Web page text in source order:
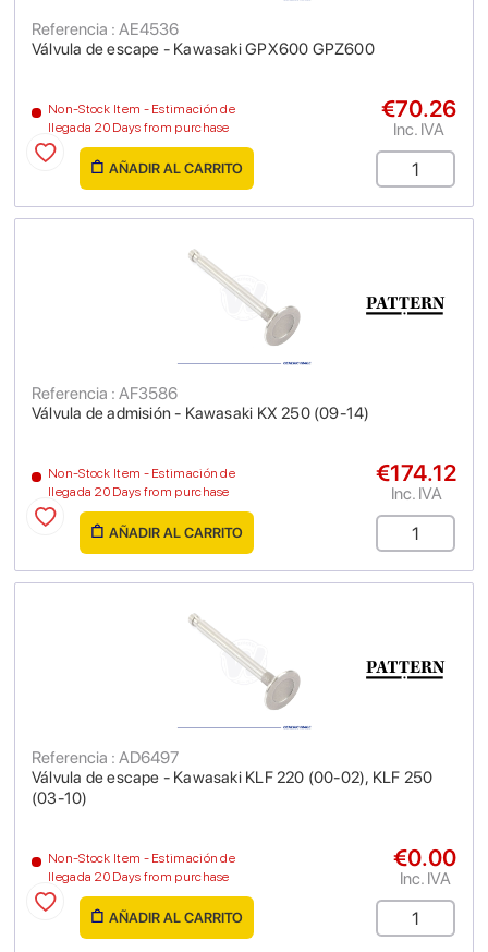
Válvula de escape - Kawasaki GPX600 GPZ600
Referencia : AE4536
Non-Stock Item - Estimación de
llegada 20 Days from purchase
€70.26
Inc. IVA
AÑADIR AL CARRITO
Válvula de admisión - Kawasaki KX 250 (09-14)
Referencia : AF3586
Non-Stock Item - Estimación de
llegada 20 Days from purchase
€174.12
Inc. IVA
AÑADIR AL CARRITO
Válvula de escape - Kawasaki KLF 220 (00-02), KLF 250
(03-10)
Referencia : AD6497
Non-Stock Item - Estimación de
llegada 20 Days from purchase
€0.00
Inc. IVA
AÑADIR AL CARRITO